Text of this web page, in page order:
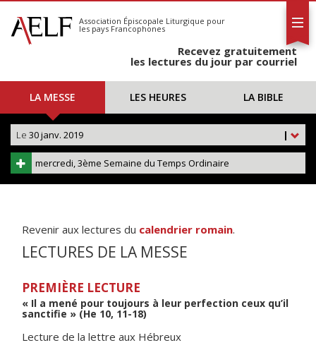
S'abonner
Calendrier
Association Épiscopale Liturgique pour
les pays Francophones
Recevez gratuitement
les lectures du jour par courriel
LA MESSE LES HEURES LA BIBLE
|
Le 30 janv. 2019
mercredi, 3ème Semaine du Temps Ordinaire
Revenir aux lectures du calendrier romain.
LECTURES DE LA MESSE
PREMIÈRE LECTURE
« Il a mené pour toujours à leur perfection ceux qu’il
sanctifie » (He 10, 11-18)
Lecture de la lettre aux Hébreux